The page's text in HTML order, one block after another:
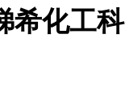
希化工科